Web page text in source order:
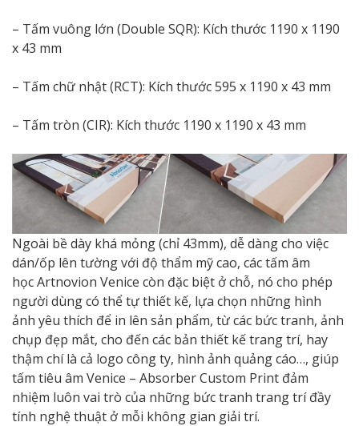
– Tấm vuông lớn (Double SQR): Kích thước 1190 x 1190
x 43 mm
– Tấm chữ nhật (RCT): Kích thước 595 x 1190 x 43 mm
– Tấm tròn (CIR): Kích thước 1190 x 1190 x 43 mm
Ngoài bề dày khá mỏng (chỉ 43mm), dễ dàng cho việc
dán/ốp lên tường với độ thẩm mỹ cao, các tấm âm
học Artnovion Venice còn đặc biệt ở chỗ, nó cho phép
người dùng có thể tự thiết kế, lựa chọn những hình
ảnh yêu thích để in lên sản phẩm, từ các bức tranh, ảnh
chụp đẹp mắt, cho đến các bản thiết kế trang trí, hay
thậm chí là cả logo công ty, hình ảnh quảng cáo…, giúp
tấm tiêu âm Venice – Absorber Custom Print đảm
nhiệm luôn vai trò của những bức tranh trang trí đầy
tính nghệ thuật ở mỗi không gian giải trí.